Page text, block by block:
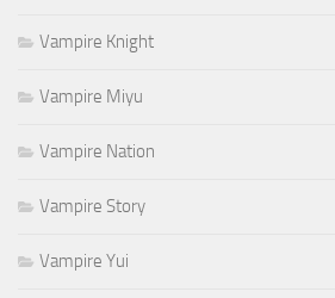
Vampire Knight
Vampire Miyu
Vampire Nation
Vampire Story
Vampire Yui